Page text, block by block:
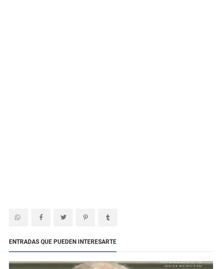
ENTRADAS QUE PUEDEN INTERESARTE